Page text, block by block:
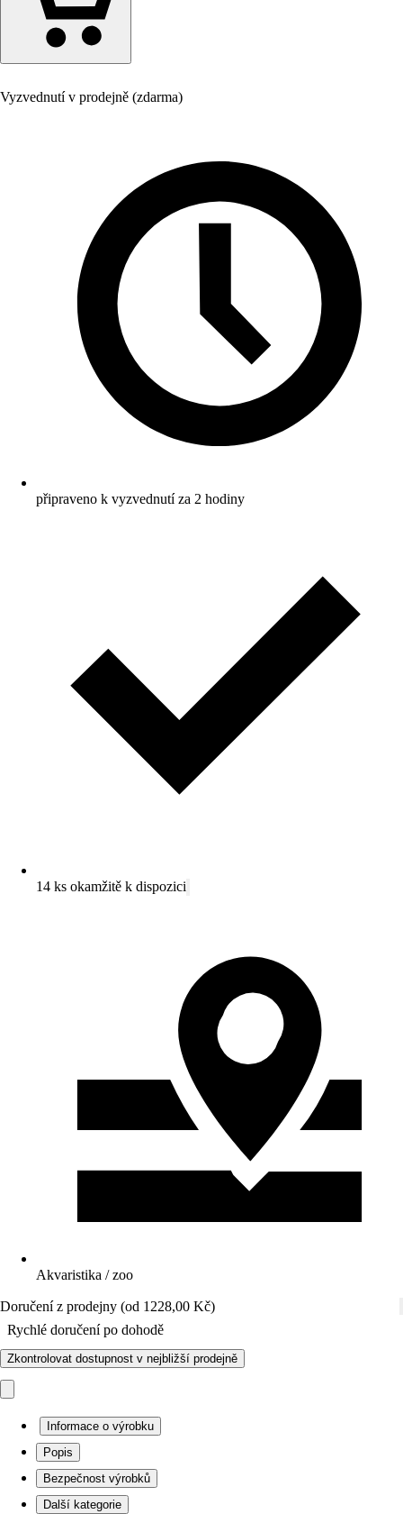
Vyzvednutí v prodejně (zdarma)
připraveno k vyzvednutí za 2 hodiny
14 ks okamžitě k dispozici
Akvaristika / zoo
Doručení z prodejny (od 1228,00 Kč)
Rychlé doručení po dohodě
Zkontrolovat dostupnost v nejbližší prodejně
Informace o výrobku
Popis
Bezpečnost výrobků
Další kategorie